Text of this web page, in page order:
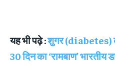
यह भी पढ़े :शुगर (diabetes)
30 दिन का ‘रामबाण’ भारतीय